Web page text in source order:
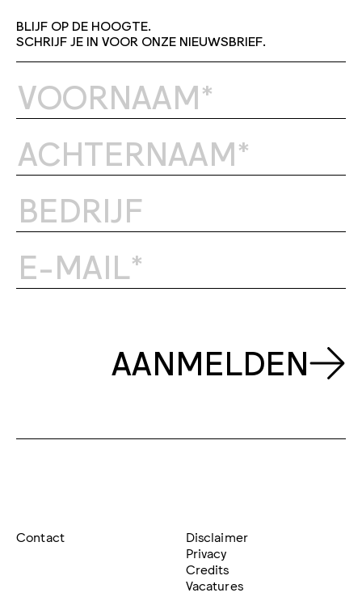
BLIJF OP DE HOOGTE.
SCHRIJF JE IN VOOR ONZE NIEUWSBRIEF.
AANMELDEN
Contact
Disclaimer
Privacy
Credits
Vacatures